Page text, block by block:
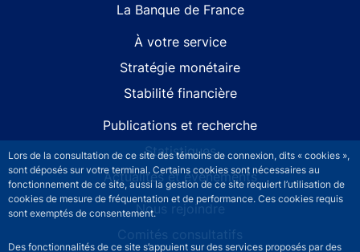
Lors de la consultation de ce site des témoins de connexion, dits « cookies »,
sont déposés sur votre terminal. Certains cookies sont nécessaires au
fonctionnement de ce site, aussi la gestion de ce site requiert l’utilisation de
cookies de mesure de fréquentation et de performance. Ces cookies requis
sont exemptés de consentement.
Des fonctionnalités de ce site s’appuient sur des services proposés par des
La Banque de France
À votre service
Stratégie monétaire
Stabilité financière
Publications et recherche
Statistiques
Actualités et événements
Nous rejoindre
Comités consultatifs